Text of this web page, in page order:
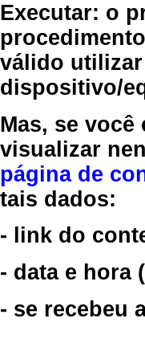
Executar: o
válido
dispositivo/
Mas, se
visualizar
página de
tais dados:
- link do
- data e hora
- se recebeu